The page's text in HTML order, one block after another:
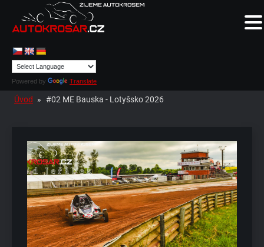
Powered by Translate
Úvod » #02 ME Bauska - Lotyšsko 2026